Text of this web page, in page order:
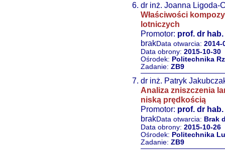
dr inż. Joanna Ligoda-
Właściwości
lotniczych
Promotor: prof. dr
brakData otwarcia: 2014-
Data obrony: 2015-10-30
Ośrodek: Politechnika
Zadanie: ZB9
dr inż. Patryk
Analiza zniszczenia
niską prędkością
Promotor: prof. dr
brakData otwarcia: Brak
Data obrony: 2015-10-26
Ośrodek: Politechnika
Zadanie: ZB9